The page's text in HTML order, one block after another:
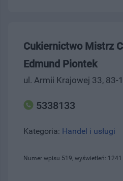
Cukiernictwo Mistrz
Edmund Piontek
ul. Armii Krajowej 33, 83-
5338133
Kategoria: Handel i usługi
Numer wpisu 519, wyświetleń: 1241